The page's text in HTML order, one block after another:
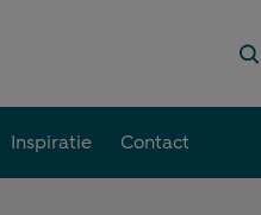
Inspiratie Contact